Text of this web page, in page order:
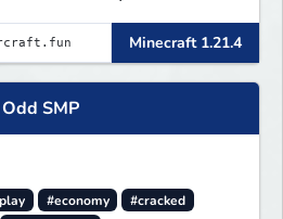
Minecraft 1.21.4
Odd SMP
#economy
#cracked